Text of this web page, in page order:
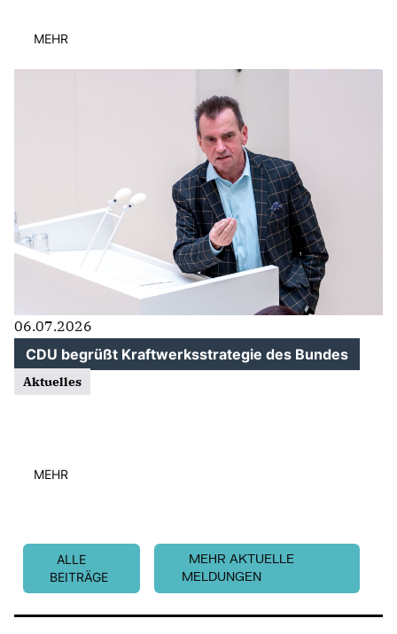
MEHR
06.07.2026
CDU begrüßt Kraftwerksstrategie des Bundes
Aktuelles
MEHR
ALLE
BEITRÄGE
MEHR AKTUELLE
MELDUNGEN